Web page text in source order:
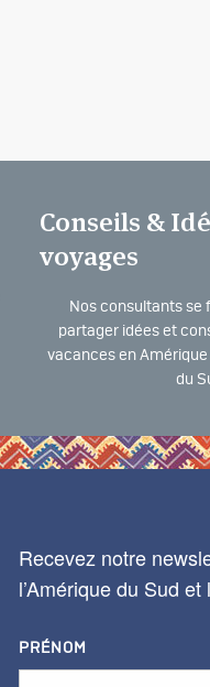
Conseils &
voyages
Nos consultants se
partager idées et
vacances en
du
Recevez notre
l’Amérique du Sud
PRÉNOM